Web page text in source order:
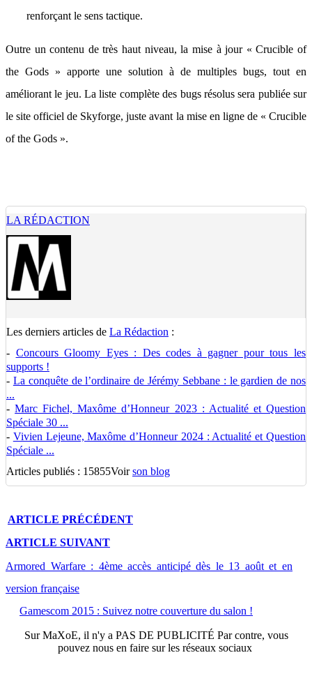
renforçant le sens tactique.
Outre un contenu de très haut niveau, la mise à jour « Crucible of
the Gods » apporte une solution à de multiples bugs, tout en
améliorant le jeu. La liste complète des bugs résolus sera publiée sur
le site officiel de Skyforge, juste avant la mise en ligne de « Crucible
of the Gods ».
LA RÉDACTION
Les derniers articles de La Rédaction :
- Concours Gloomy Eyes : Des codes à gagner pour tous les
supports !
- La conquête de l’ordinaire de Jérémy Sebbane : le gardien de nos
...
-Marc Fichel, Maxôme d’Honneur 2023 : Actualité et Question
Spéciale 30 ...
- Vivien Lejeune, Maxôme d’Honneur 2024 : Actualité et Question
Spéciale ...
Articles publiés : 15855Voirson blog
ARTICLE PRÉCÉDENT
ARTICLE SUIVANT
Armored Warfare : 4ème accès anticipé dès le 13 août et en
version française
Gamescom 2015 : Suivez notre couverture du salon !
SurMaXoE, il n'y a PAS DE PUBLICITÉ Par contre, vous
pouvez nous en faire sur les réseaux sociaux